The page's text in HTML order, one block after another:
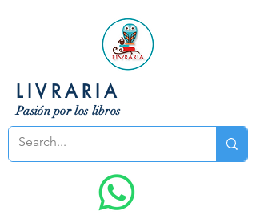
LIVRARIA
Pasión por los libros